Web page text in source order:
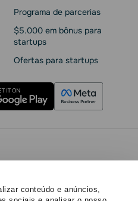
conteúdo e anúncios,
Programa de parcerias
$5.000 em bônus para
startups
Ofertas para startups